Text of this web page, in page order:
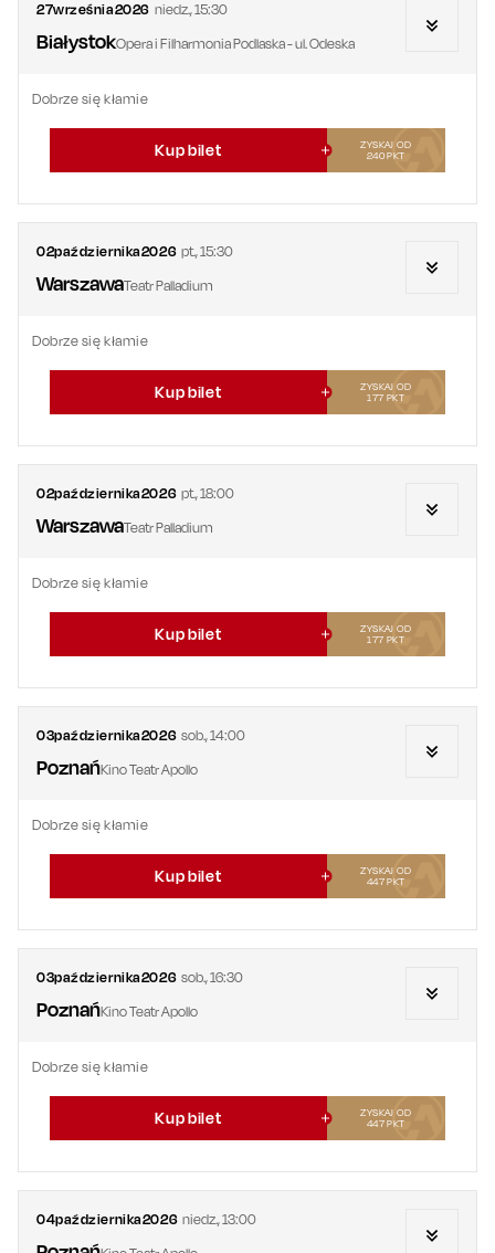
27września2026 niedz.,15:30
BiałystokOpera i Filharmonia Podlaska - ul. Odeska
Dobrze się kłamie
Kup bilet
ZYSKAJ OD
240PKT
02października2026 pt.,15:30
WarszawaTeatr Palladium
Dobrze się kłamie
Kup bilet
ZYSKAJ OD
177 PKT
02października2026 pt.,18:00
WarszawaTeatr Palladium
Dobrze się kłamie
Kup bilet
ZYSKAJ OD
177 PKT
03października2026 sob.,14:00
PoznańKino Teatr Apollo
Dobrze się kłamie
Kup bilet
ZYSKAJ OD
447PKT
03października2026 sob.,16:30
PoznańKino Teatr Apollo
Dobrze się kłamie
Kup bilet
ZYSKAJ OD
447PKT
04października2026 niedz.,13:00